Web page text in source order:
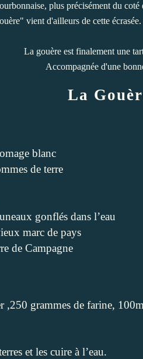
plus précisément du
vient d'ailleurs de cette
La gouère est finalement une
Accompagnée d'une
La
blanc
de terre
gonflés dans l’eau
marc de pays
de Campagne
,250 grammes de farine,
et les cuire à l’eau.